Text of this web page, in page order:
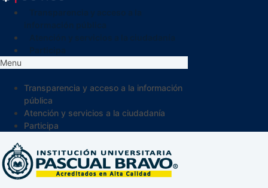
Menu
Transparencia y acceso a la información
pública
Atención y servicios a la ciudadanía
Participa